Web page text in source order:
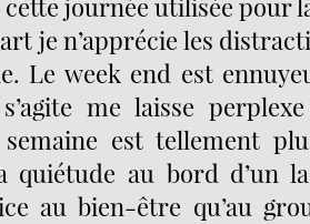
cette journée utilisée pour
je n’apprécie les
Le week end est
me laisse
est tellement
quiétude au bord d’un
au bien-être qu’au